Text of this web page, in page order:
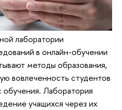
лаборатории
в онлайн-обучении
методы образования,
вовлеченность студентов
Лаборатория
учащихся через их